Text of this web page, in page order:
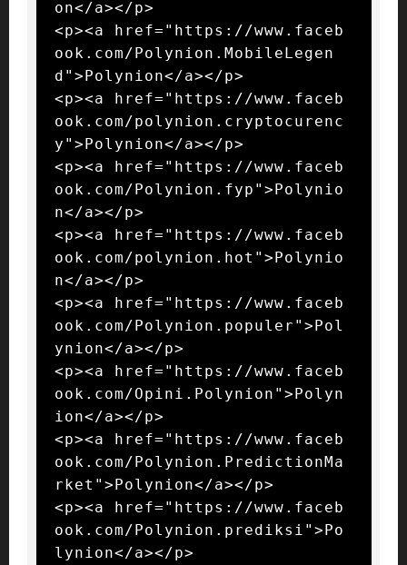
on</a></p>
<p><a href="https://www.faceb
ook.com/Polynion.MobileLegen
d">Polynion</a></p>
<p><a href="https://www.faceb
ook.com/polynion.cryptocurenc
y">Polynion</a></p>
<p><a href="https://www.faceb
ook.com/Polynion.fyp">Polynio
n</a></p>
<p><a href="https://www.faceb
ook.com/polynion.hot">Polynio
n</a></p>
<p><a href="https://www.faceb
ook.com/Polynion.populer">Pol
ynion</a></p>
<p><a href="https://www.faceb
ook.com/Opini.Polynion">Polyn
ion</a></p>
<p><a href="https://www.faceb
ook.com/Polynion.PredictionMa
rket">Polynion</a></p>
<p><a href="https://www.faceb
ook.com/Polynion.prediksi">Po
lynion</a></p>